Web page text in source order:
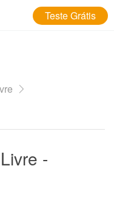
Teste Grátis
-